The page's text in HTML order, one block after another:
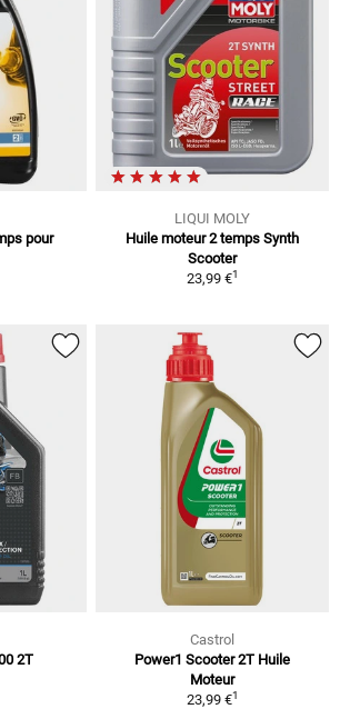
pour
LIQUI MOLY
Huile moteur 2 temps Synth
Scooter
23,99 €1
2T
Castrol
Power1 Scooter 2T Huile
Moteur
23,99 €1